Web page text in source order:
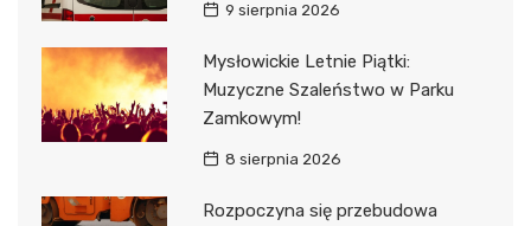
9 sierpnia 2026
Mysłowickie Letnie Piątki:
Muzyczne Szaleństwo w Parku
Zamkowym!
8 sierpnia 2026
Rozpoczyna się przebudowa